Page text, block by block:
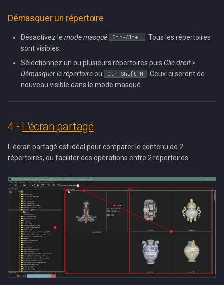
Démasquer un répertoire
Désactivez lemode masqué Ctr+Alt+H
. Tous les répertoires
sont visibles.
Sélectionnez un ou plusieurs répertoires puis Clic droit >
Démasquer le répertoireou Ctr+Shift+H
. Ceux-ci seront de
nouveau visible dans le mode masqué.
4 - L'écran partagé
L'écran partagé est idéal pour comparer le contenu de 2
répertoires, ou faciliter des opérations entre 2 répertoires.